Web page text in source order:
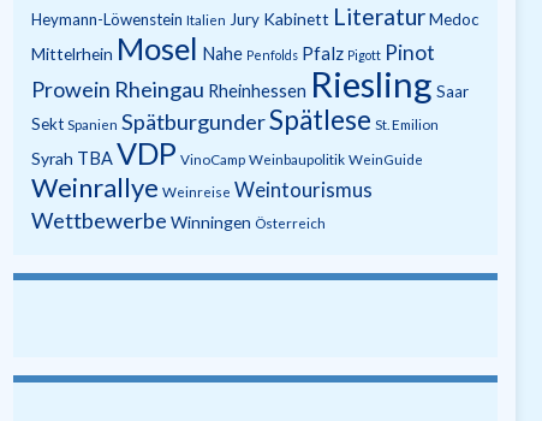
Heymann-Löwenstein Italien Jury Kabinett Literatur Medoc
Mittelrhein Mosel Nahe Penfolds Pfalz Pigott Pinot
Prowein Rheingau Rheinhessen Riesling Saar
Sekt Spanien SpätburgunderSpätlese St. Emilion
Syrah TBAVDP VinoCamp Weinbaupolitik WeinGuide
Weinrallye Weinreise Weintourismus
Wettbewerbe Winningen Österreich